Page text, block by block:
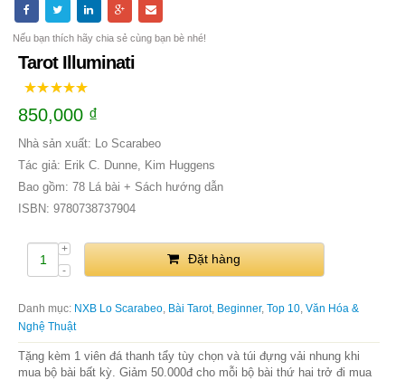
Nếu bạn thích hãy chia sẻ cùng bạn bè nhé!
Tarot Illuminati
850,000 ₫
Nhà sản xuất: Lo Scarabeo
Tác giả: Erik C. Dunne, Kim Huggens
Bao gồm: 78 Lá bài + Sách hướng dẫn
ISBN: 9780738737904
Đặt hàng
Danh mục: NXB Lo Scarabeo Bài Tarot, Beginner, Top 10 Văn Hóa &
Nghệ Thuật
Tặng kèm 1 viên đá thanh tẩy tùy chọn và túi đựng vải nhung khi
mua bộ bài bất kỳ. Giảm 50.000đ cho mỗi bộ bài thứ hai trở đi mua